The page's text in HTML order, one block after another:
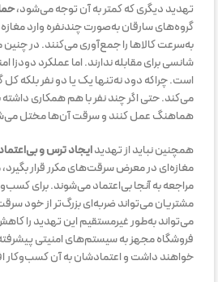
تهدید دیگری که کمتر به آن توجه می‌شود،
گروه‌های سارقان به‌صورت چندنفره وارد
به‌سرعت کالاها را جمع‌آوری می‌کنند. در چنین
شانسی برای مقابله ندارند. اما عملکرد دودزا
است. چراکه دود نه‌تنها یک یا دو نفر بلکه
می‌کند. حتی اگر چند نفر با هم همکاری داشته
هماهنگ عمل کنند و سرقت آن‌ها مختل
همچنین نباید از تهدیدایجاد ترس و
مغازه‌ای در معرض سرقت‌های مکرر قرار
مراجعه به آنجا بی‌اعتماد می‌شوند. برای
مشتریان می‌تواند ضربه‌ای بزرگ‌تر از خود
می‌تواند به‌طور غیرمستقیم این تهدید را
فروشگاه مجهز به سیستم‌های امنیتی
خواهند داشت و اعتمادشان به آن کسب‌وکار